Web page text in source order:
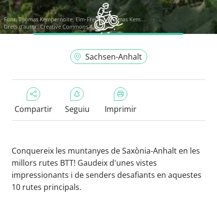
Font:Thomas Kempernolte, Elm-Freizeit, Thomas Kem...
Drets d'autor: Creative Commons 4.0
Sachsen-Anhalt
Compartir Seguiu Imprimir
Conquereix les muntanyes de Saxònia-Anhalt en les
millors rutes BTT! Gaudeix d'unes vistes
impressionants i de senders desafiants en aquestes
10 rutes principals.